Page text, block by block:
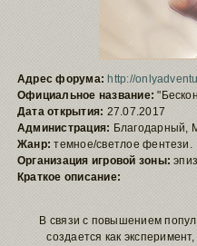
Адрес форума: http://
Официальное название:
Дата открытия: 27.07.2017
Администрация: Благодарный,
Жанр: темное/светлое фентези.
Организация игровой зоны:
Краткое описание:
В связи с повышением
создается как